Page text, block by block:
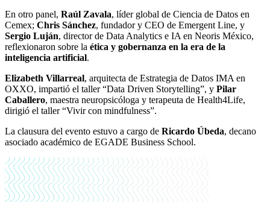
En otro panel, Raúl Zavala, líder global de Ciencia de Datos en
Cemex; Chris Sánchez, fundador y CEO de Emergent Line, y
Sergio Luján, director de Data Analytics e IA en Neoris México,
reflexionaron sobre la ética y gobernanza en la era de la
inteligencia artificial.
Elizabeth Villarreal, arquitecta de Estrategia de Datos IMA en
OXXO, impartió el taller “Data Driven Storytelling”, y Pilar
Caballero, maestra neuropsicóloga y terapeuta de Health4Life,
dirigió el taller “Vivir con mindfulness”.
La clausura del evento estuvo a cargo de Ricardo Úbeda, decano
asociado académico de EGADE Business School.